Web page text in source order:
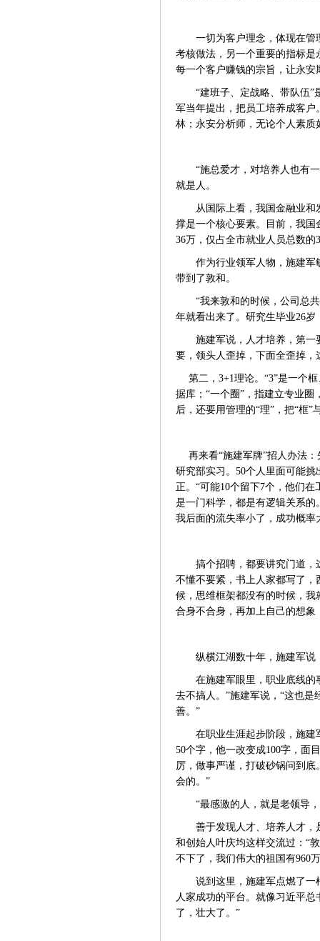
一切为客户理念，体现在
考核做法，另一个重要的指标
每一个客户赚钱的宗旨，让永安
“建班子、定战略、带队伍
军当年提出，把员工培养成客
林；永安分析师，无论个人素
“施总爱才，对培养人也有
就是人。
从国际上看，我国金融业
撑是一个核心要素。目前，我
36万，仅占全市就业人员总数的
作为行业领军人物，施建
带到了敦和。
“我来敦和的时候，公司总
年就看出来了。研究生毕业26
施建军说，人才培养，第
要，领头人歪掉，下面全歪掉
第二， 3+1理论。“3”是一个
据库；“一个圈”，指建立专业
后，还要用管理的“理”，把“框
再来看“施建军牌”招人办法
研究部实习。50个人里面可能
正。“可能10个留下7个，他们
是一门科学，都是有逻辑关系的
我后面的流失率小了，成功概
搞个招聘，都要讲究门道
不懂不要紧，书上人家都写了
候，思维框架都没有的时候，
合身不合身，再加上自己的想
纵横江湖数十年，施建军说
在施建军眼里，职业底线
去不搞人。”施建军说，“这也
善。”
在职业生涯起步阶段，施
50个字，他一改变成100字，面
厉，做事严谨，打破砂锅问到
会的。”
“最感激的人，就是老领导
善于发现人才、培养人才
和创始人叶庆均这样交流过： “
不下了，我们伟大的祖国有960
说到这里，施建军点燃了
人家成功的平台。就像习近平
了，壮大了。”